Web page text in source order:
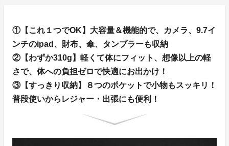
①【これ１つでOK】大容量＆機能的で、カメラ、9.7イ
ンチのipad、財布、傘、タンブラーも収納
②【わずか310g】軽くて体にフィット、想像以上の軽
さで、体への負担ゼロで快適にお出かけ！
③【すっきり収納】８つのポケットで小物もスッキリ！
普段使いからレジャー・出張にも便利！